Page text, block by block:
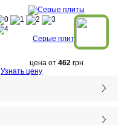
Серые плиты
цена от 462грн
Узнать цену